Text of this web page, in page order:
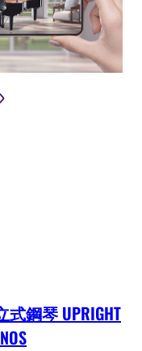
式鋼琴 UPRIGHT